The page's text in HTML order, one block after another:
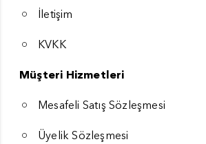
İletişim
KVKK
Müşteri Hizmetleri
Mesafeli Satış Sözleşmesi
Üyelik Sözleşmesi